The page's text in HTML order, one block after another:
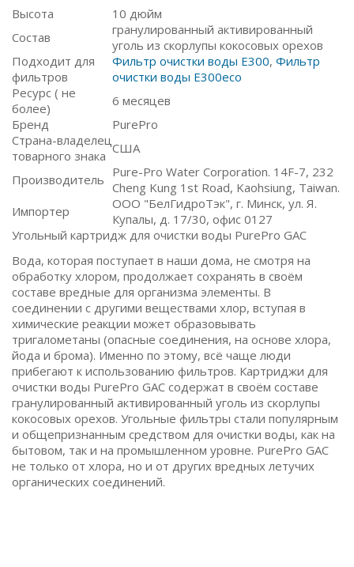
Высота
10 дюйм
Состав
гранулированный активированный
уголь из скорлупы кокосовых орехов
Подходит для
фильтров
Фильтр очистки воды E300, Фильтр
очистки воды E300eco
Ресурс ( не
более)
6 месяцев
Бренд
PurePro
Страна-владелец
товарного знака США
Производитель Pure-Pro Water Corporation. 14F-7, 232
Cheng Kung 1st Road, Kaohsiung, Taiwan.
Импортер
ООО "БелГидроТэк", г. Минск, ул. Я.
Купалы, д. 17/30, офис 0127
Угольный картридж для очистки воды PurePro GAC
Вода, которая поступает в наши дома, не смотря на
обработку хлором, продолжает сохранять в своём
составе вредные для организма элементы. В
соединении с другими веществами хлор, вступая в
химические реакции может образовывать
тригалометаны (опасные соединения, на основе хлора,
йода и брома). Именно по этому, всё чаще люди
прибегают к использованию фильтров. Картриджи для
очистки воды PurePro GAC содержат в своём составе
гранулированный активированный уголь из скорлупы
кокосовых орехов. Угольные фильтры стали популярным
и общепризнанным средством для очистки воды, как на
бытовом, так и на промышленном уровне. PurePro GAC
не только от хлора, но и от других вредных летучих
органических соединений.